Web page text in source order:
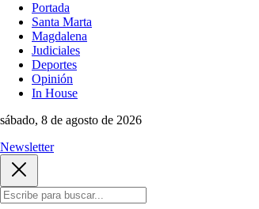
Portada
Santa Marta
Magdalena
Judiciales
Deportes
Opinión
In House
sábado, 8 de agosto de 2026
Newsletter